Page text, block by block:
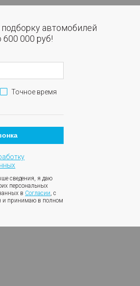
автомобилей
000 руб!
Точное время
сведения, я даю
персональных
в Согласии, с
и принимаю в полном